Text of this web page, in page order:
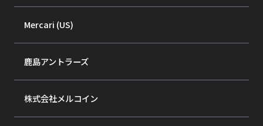
Mercari (US)
鹿島アントラーズ
株式会社メルコイン